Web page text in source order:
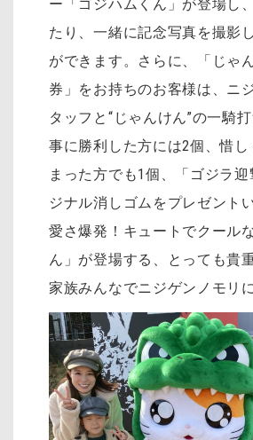
ー「ゴジハムくん」が登場し
たり、一緒に記念写真を撮影
ができます。さらに、「じゃ
券」をお持ちのお客様は、ニ
タッフと“じゃんけん”の一騎
事に勝利した方には2個、惜し
まった方でも1個、「ゴジラ迎
ジナル消しゴムをプレゼント
愛さ爆発！キュートでクール
ん」が登場する、とっても貴
家族みんなでニジゲンノモリ